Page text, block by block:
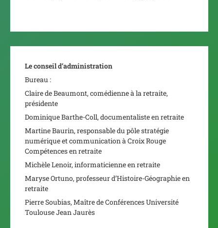
Le conseil d’administration
Bureau :
Claire de Beaumont, comédienne à la retraite,
présidente
Dominique Barthe-Coll, documentaliste en retraite
Martine Baurin, responsable du pôle stratégie
numérique et communication à Croix Rouge
Compétences en retraite
Michèle Lenoir, informaticienne en retraite
Maryse Ortuno, professeur d’Histoire-Géographie en
retraite
Pierre Soubias, Maître de Conférences Université
Toulouse Jean Jaurès